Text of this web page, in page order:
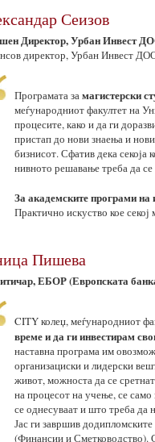
Сеизов
Директор, Урбан Инвест
директор, Урбан Инвест
Програмата замагистерски
меѓународниот факултет на
процесите, како и да ги
пристап до нови знаења и
бизнисот. Сфатив дека секоја
нивното решавање треба да
За академските програми на
Практично искуство кое
Пишева
ЕБОР (Европската
CITY колеџ, меѓународниот
време и да ги инвестирам
наставна програма им
организациски и лидерски
живот, можноста да се
на процесот на учење, се само
се однесуваат и што треба да
Јас ги завршив
(Финансии и Сметководство).